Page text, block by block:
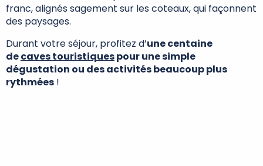
franc, alignés sagement sur les coteaux, qui façonnent
des paysages.
Durant votre séjour, profitez d’une centaine
decaves touristiquespour une simple
dégustation ou des activités beaucoup plus
rythmées !